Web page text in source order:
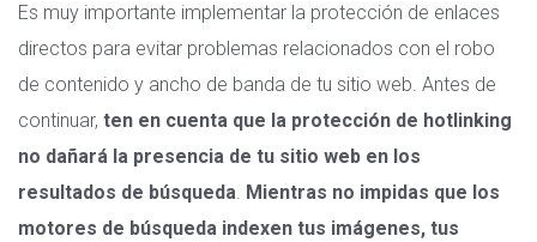
Es muy importante implementar la protección de enlaces
directos para evitar problemas relacionados con el robo
de contenido y ancho de banda de tu sitio web. Antes de
continuar, ten en cuenta que la protección de hotlinking
no dañará la presencia de tu sitio web en los
resultados de búsqueda. Mientras no impidas que los
motores de búsqueda indexen tus imágenes, tus